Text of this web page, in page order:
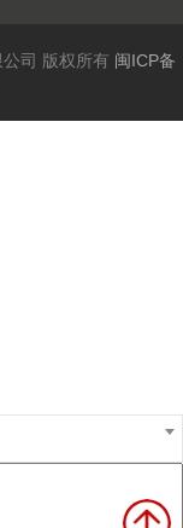
司 版权所有 闽ICP备